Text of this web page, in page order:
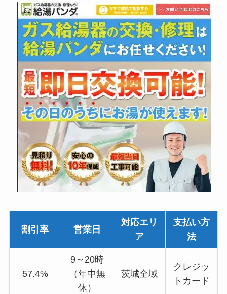
割引率 営業日
対応エリ
ア
支払い方
法
57.4%
9～20時
（年中無
休）
茨城全域
クレジッ
トカード